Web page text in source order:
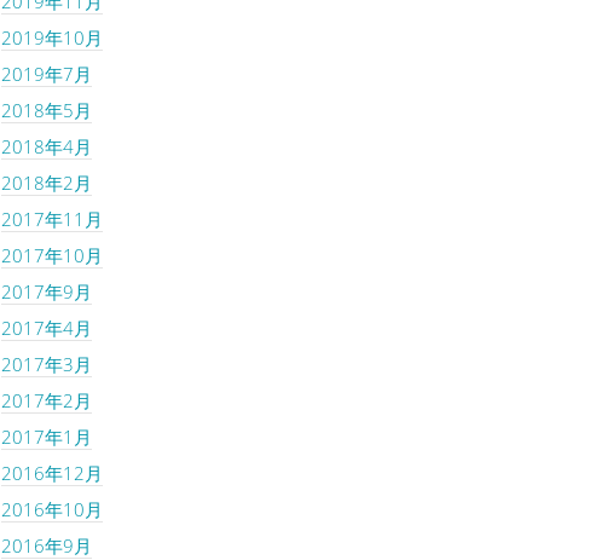
2019年10月
2019年7月
2018年5月
2018年4月
2018年2月
2017年11月
2017年10月
2017年9月
2017年4月
2017年3月
2017年2月
2017年1月
2016年12月
2016年10月
2016年9月